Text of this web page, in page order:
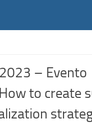
– Evento
to create